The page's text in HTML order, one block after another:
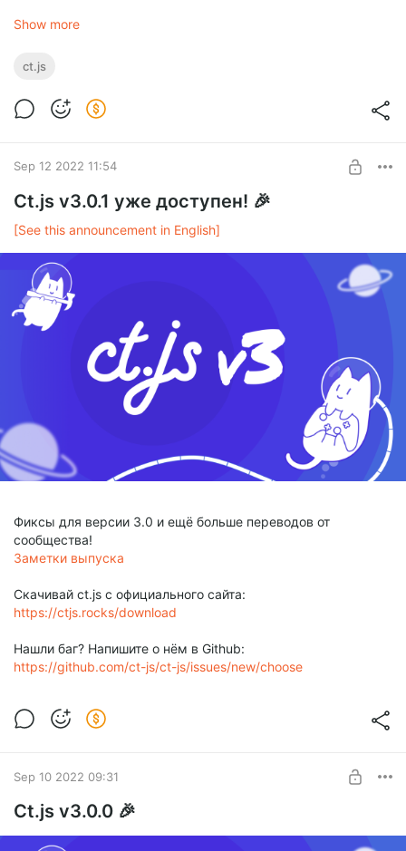
Show more
ct.js
Sep 12 2022 11:54
Ct.js v3.0.1 уже доступен! 🎉
[See this announcement in English]
Фиксы для версии 3.0 и ещё больше переводов от
сообщества!
Заметки выпуска
Скачивай ct.js с официального сайта:
https://ctjs.rocks/download
Нашли баг? Напишите о нём в Github:
https://github.com/ct-js/ct-js/issues/new/choose
Sep 10 2022 09:31
Ct.js v3.0.0 🎉